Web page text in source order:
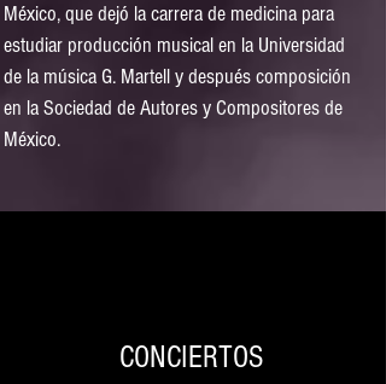
México, que dejó la carrera de medicina para
estudiar producción musical en la Universidad
de la música G. Martell y después composición
en la Sociedad de Autores y Compositores de
México.
CONCIERTOS